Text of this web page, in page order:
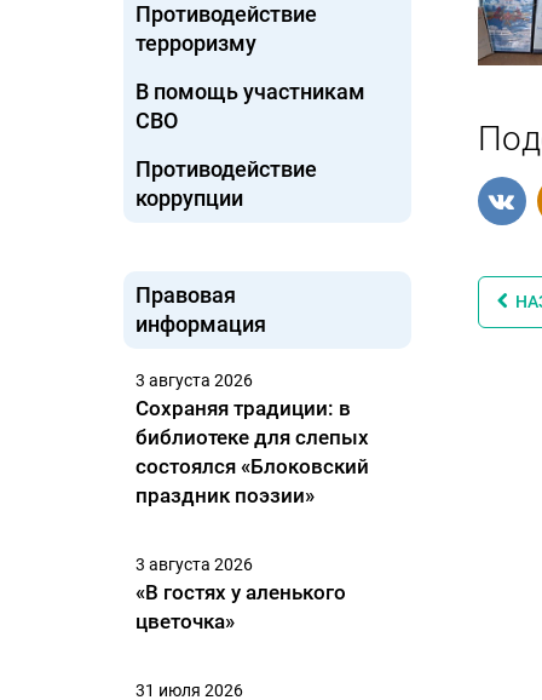
Противодействие
терроризму
В помощь участникам
СВО
Противодействие
коррупции
Правовая
информация
3 августа 2026
Сохраняя традиции: в
библиотеке для слепых
состоялся «Блоковский
праздник поэзии»
3 августа 2026
«В гостях у аленького
цветочка»
31 июля 2026